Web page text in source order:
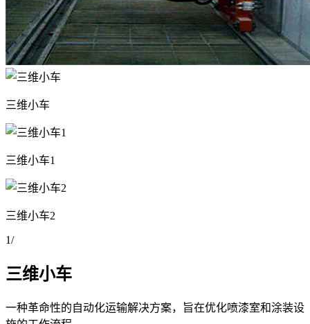
三维小车
三维小车1
三维小车2
1/
三维小车
一种革命性的自动化运输解决方案，旨在优化喷漆室和涂装设